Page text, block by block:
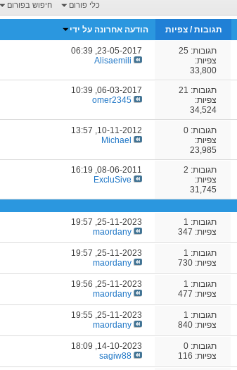
כלי פורום חיפוש בפורום
תגובות/צפיות
הודעה אחרונה על ידי
תגובות: 25
צפיות:
33,800
23-05-2017,
06:39
Alisaemili
תגובות: 21
צפיות:
34,524
06-03-2017,
10:39
omer2345
תגובות: 0
צפיות:
23,985
10-11-2012,
13:57
Michael
תגובות: 2
צפיות:
31,745
08-06-2011,
16:19
ExcluSive
תגובות: 1
צפיות: 347
25-11-2023,
19:57
maordany
תגובות: 1
צפיות: 730
25-11-2023,
19:57
maordany
תגובות: 1
צפיות: 477
25-11-2023,
19:56
maordany
תגובות: 1
צפיות: 840
25-11-2023,
19:55
maordany
תגובות: 0
צפיות: 116
14-10-2023,
18:09
sagiw88